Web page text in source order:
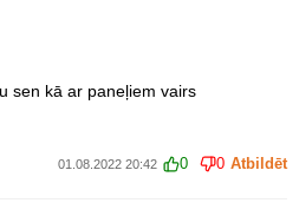
sen kā ar paneļiem vairs
01.08.2022 20:42 0 0 Atbildēt